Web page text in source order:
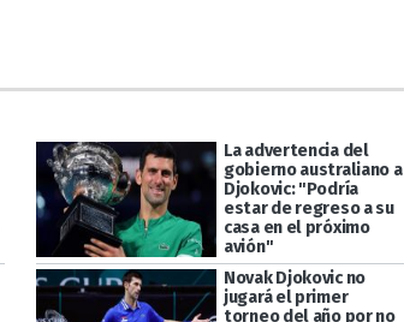
La advertencia del
gobierno australiano a
Djokovic: "Podría
estar de regreso a su
casa en el próximo
avión"
Novak Djokovic no
jugará el primer
torneo del año por no